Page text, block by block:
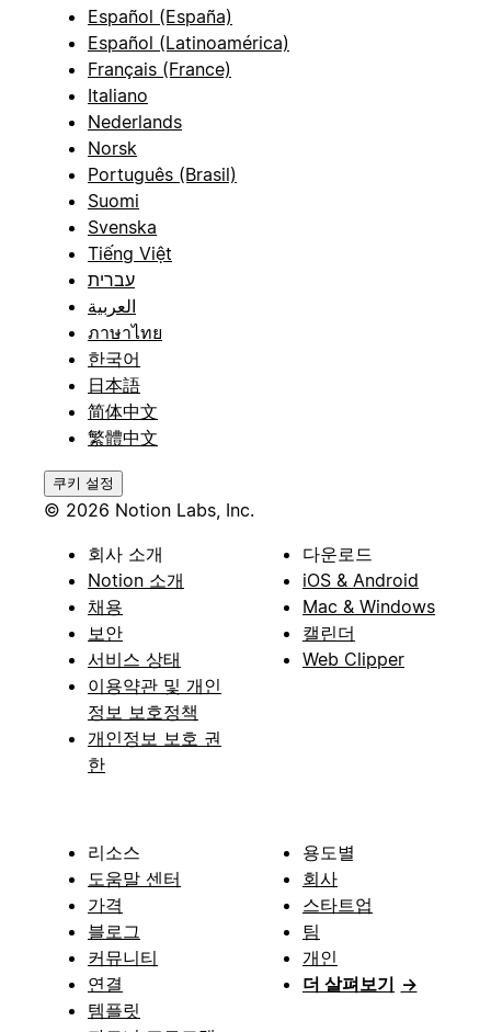
Español (España)
Español (Latinoamérica)
Français (France)
Italiano
Nederlands
Norsk
Português (Brasil)
Suomi
Svenska
Tiếng Việt
עברית
العربية
ภาษาไทย
한국어
日本語
简体中文
繁體中文
쿠키 설정
© 2026 Notion Labs, Inc.
회사 소개
Notion 소개
채용
보안
서비스 상태
이용약관 및 개인
정보 보호정책
개인정보 보호 권
한
다운로드
iOS & Android
Mac & Windows
캘린더
Web Clipper
리소스
도움말 센터
가격
블로그
커뮤니티
연결
템플릿
용도별
회사
스타트업
팀
개인
더 살펴보기 →